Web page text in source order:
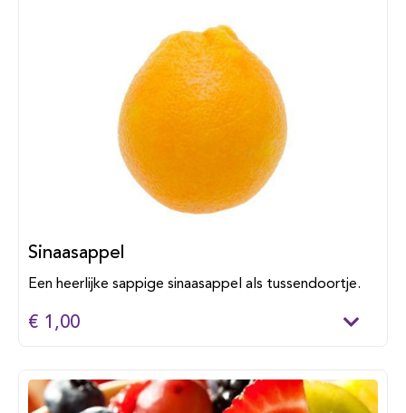
Sinaasappel
Een heerlijke sappige sinaasappel als tussendoortje.
€ 1,00